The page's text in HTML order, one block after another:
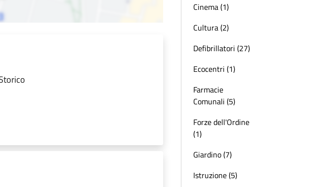
Cinema (1)
Cultura (2)
Defibrillatori (27)
Ecocentri (1)
Farmacie
Comunali (5)
Forze dell'Ordine
(1)
Giardino (7)
Istruzione (5)